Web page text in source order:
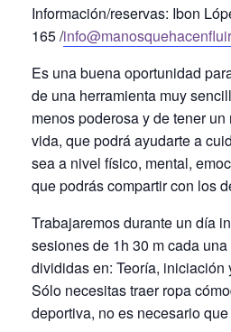
Información/reservas: Ibon
165 /
Es una buena oportunidad
de una herramienta muy
menos poderosa y de tener un
vida, que podrá ayudarte a
sea a nivel físico, mental,
que podrás compartir con los
Trabajaremos durante un día
sesiones de 1h 30 m cada
divididas en: Teoría, iniciación
Sólo necesitas traer ropa
deportiva, no es necesario